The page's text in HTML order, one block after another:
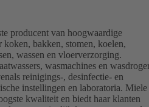
producent van hoogwaardige
bakken, stomen, koelen,
wassen en vloerverzorging.
wasmachines en
reinigings-, desinfectie- en
instellingen en laboratoria. Miele
kwaliteit en biedt haar klanten